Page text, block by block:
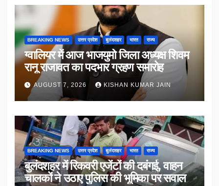
BREAKING NEWS उत्तर प्रदेश बुलंदशहर भारत राज्य
ग्वालियर में आज भाजयुमो जिला अध्यक्ष शिवम
रानू राजावत का पदभार ग्रहण समारोह
AUGUST 7, 2026 KISHAN KUMAR JAIN
BREAKING NEWS उत्तर प्रदेश बुलंदशहर भारत राज्य
बुलंदशहर में रिकवरी एजेंटों की दबंगई, वाहन
चालकों ने उठाए पुलिस की भूमिका पर सवाल